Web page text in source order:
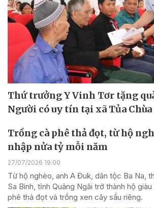
Thứ trưởng Y Vinh Tơr tặng
Người có uy tín tại xã Tủa Chùa
Trồng cà phê thả đọt, từ hộ
nhập nửa tỷ mỗi năm
27/07/2026 19:00
Từ hộ nghèo, anh A Đuk, dân tộc Ba Na,
Sa Bình, tỉnh Quảng Ngãi trở thành hộ
phê thả đọt và trồng xen cây sầu riêng.